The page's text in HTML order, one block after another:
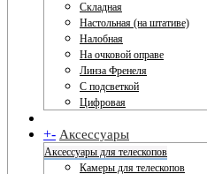
Складная
Настольная (на штативе)
Налобная
На очковой оправе
Линза Френеля
С подсветкой
Цифровая
+- Аксессуары
Аксессуары для телескопов
Камеры для телескопов